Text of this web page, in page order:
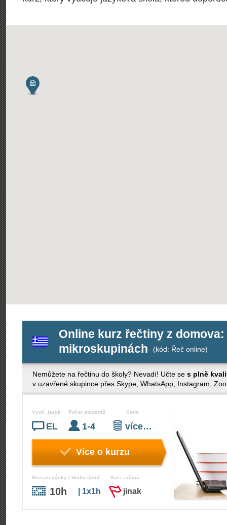
Online kurz řečtiny z
mikroskupinách
(kód: Řeč online)
Nemůžete na řečtinu do školy? Nevadí! Učte se s plně
v uzavřené skupince přes Skype, WhatsApp, Instagram,
Vyuč. jazyk
EL
Počet studentů
1-4
Cena
více…
Více o kurzu
Rozsah výuky | Hodin týdně
10h | 1x1h
Kurz začíná
jinak